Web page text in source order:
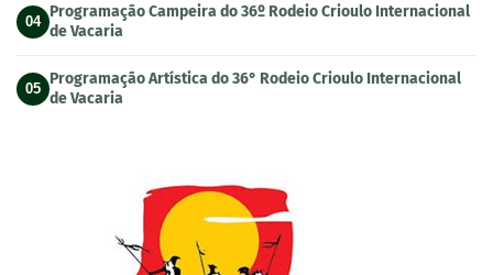
04
Programação Campeira do 36º Rodeio Crioulo Internacional
de Vacaria
05
Programação Artística do 36° Rodeio Crioulo Internacional
de Vacaria